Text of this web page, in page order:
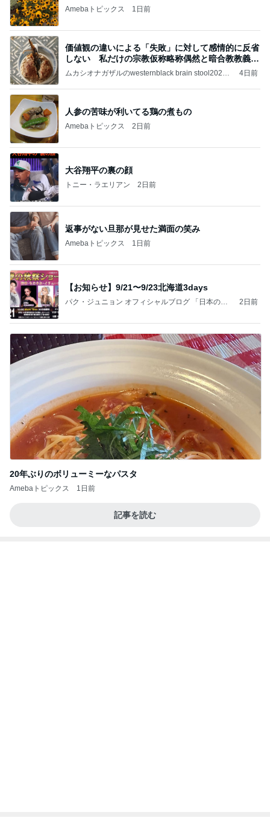
Amebaトピックス 1日前
価値観の違いによる「失敗」に対して感情的に反省
しない 私だけの宗教仮称略称偶然と暗合教教義候
補
ムカシオナガザルのwesternblack brain stool2024
ガザル
4日前
人参の苦味が利いてる鶏の煮もの
Amebaトピックス 2日前
大谷翔平の裏の顔
トニー・ラエリアン 2日前
返事がない旦那が見せた満面の笑み
Amebaトピックス 1日前
【お知らせ】9/21〜9/23北海道3days
パク・ジュニョン オフィシャルブログ 「日本の
2日前
20年ぶりのボリューミーなパスタ
Amebaトピックス 1日前
記事を読む